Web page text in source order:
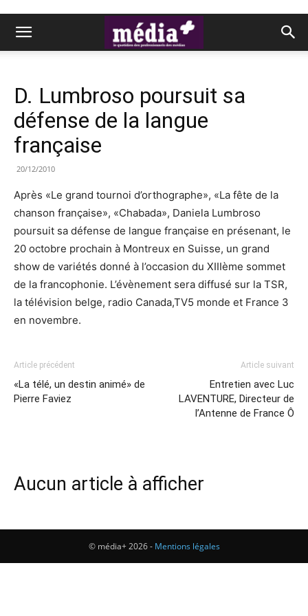
D. Lumbroso poursuit sa
défense de la langue
française
20/12/2010
Après «Le grand tournoi d’orthographe», «La fête de la
chanson française», «Chabada», Daniela Lumbroso
poursuit sa défense de langue française en présenant, le
20 octobre prochain à Montreux en Suisse, un grand
show de variétés donné à l’occasion du XIIIème sommet
de la francophonie. L’évènement sera diffusé sur la TSR,
la télévision belge, radio Canada,TV5 monde et France 3
en novembre.
Article précédent
«La télé, un destin animé» de
Pierre Faviez
Article suivant
Entretien avec Luc
LAVENTURE, Directeur de
l’Antenne de France Ô
Aucun article à afficher
© média+ 2026 - Mentions légales